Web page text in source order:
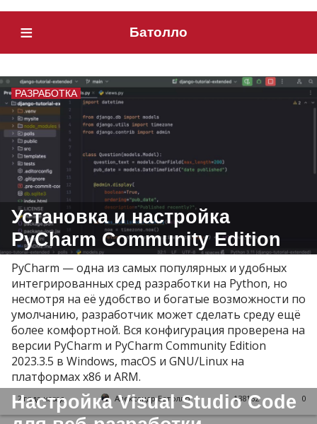
≡ Батолло
Установка и настройка
PyCharm Community Edition
РАЗРАБОТКА
PyCharm — одна из самых популярных и удобных
интегрированных сред разработки на Python, но
несмотря на её удобство и богатые возможности по
умолчанию, разработчик может сделать среду ещё
более комфортной. Вся конфигурация проверена на
версии PyCharm и PyCharm Community Edition
2023.3.5 в Windows, macOS и GNU/Linux на
платформах x86 и ARM.
2 года назад Александр Батолло 138162 0
Настройка Visual Studio Code